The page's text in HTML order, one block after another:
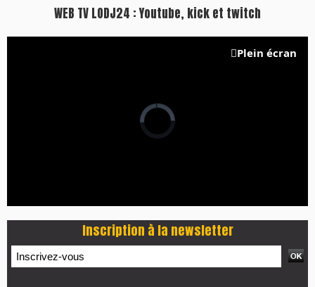
WEB TV LODJ24 : Youtube, kick et twitch
Plein écran
Inscription à la newsletter